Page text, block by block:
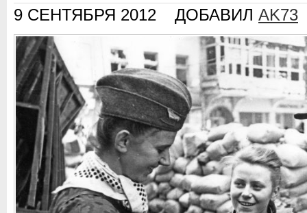
9 СЕНТЯБРЯ 2012 ДОБАВИЛ AK73